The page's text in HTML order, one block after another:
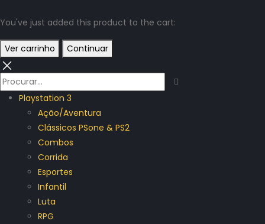
You've just added this product to the cart:
Ver carrinho Continuar
Playstation 3
Ação/Aventura
Clássicos PSone & PS2
Combos
Corrida
Esportes
Infantil
Luta
RPG